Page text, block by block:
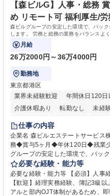
【森ビルG】人事・総務
め リモート可 福利厚生/
森ビルグループの安定した環境で、バッ
します。 労務と総務の業務をバランスよ
にも挑戦できる、やりがいある環境です。
月給
26万2000円～36万4000円
勤務地
東京都港区
業界未経験歓迎
年間休日120日
介護休暇あり
転勤なし 未経
経験者歓迎
完全週休2日制
交通費支給 長
仕事の内容
企業名 森ビルエステートサービス株式会社 求人名 【森ビ
務◆賞与5ヶ月◆年休120日◆残業少なめ◆リモ
グループの安定した環境で、バッ
をお任せします。 労務と総務の業
度改定などのコア業務にも挑戦できる
理、給与計算、社会保険手続き、
き、社内規定の改定や人事制度改
必要な経験・能力等
必要な経験・能力等 【必須】人事
【歓迎】経理実務経験、簿記3級
アルと部内OJT体制があるため、